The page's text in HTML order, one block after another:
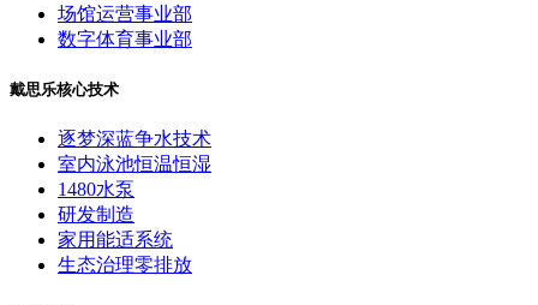
场馆运营事业部
数字体育事业部
戴思乐核心技术
逐梦深蓝争水技术
室内泳池恒温恒湿
1480水泵
研发制造
家用能适系统
生态治理零排放